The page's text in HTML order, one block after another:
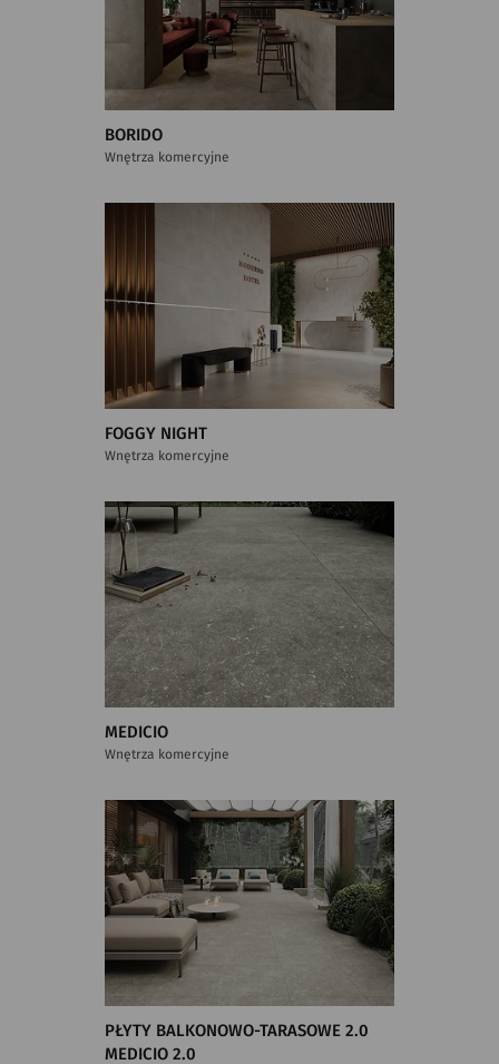
BORIDO
Wnętrza komercyjne
FOGGY NIGHT
Wnętrza komercyjne
MEDICIO
Wnętrza komercyjne
PŁYTY BALKONOWO-TARASOWE 2.0
MEDICIO 2.0